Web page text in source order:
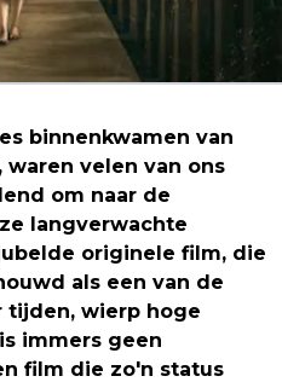
binnenkwamen van
waren velen van ons
om naar de
langverwachte
originele film, die
als een van de
tijden, wierp hoge
immers geen
film die zo'n status